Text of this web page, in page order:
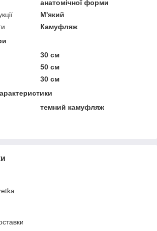
анатомічної форми
М'який
Камуфляж
30 см
50 см
30 см
темний камуфляж